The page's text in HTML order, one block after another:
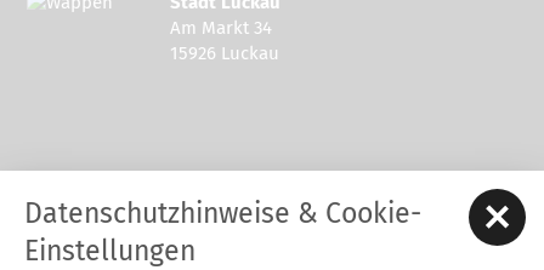
Am Markt 34
15926 Luckau
Tel.: 03544 - 594 0
Fax: 03544 - 2948
E-Mail:stadt@luckau.de
Datenschutzhinweise & Cookie-
Einstellungen